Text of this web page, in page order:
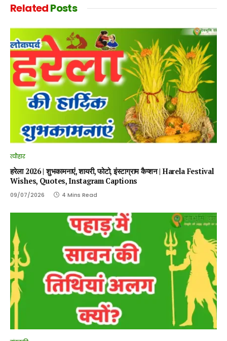
RelatedPosts
त्यौहार
हरेला 2026 | शुभकामनाएं, शायरी, फोटो, इंस्टाग्राम कैप्शन | Harela Festival
Wishes, Quotes, Instagram Captions
09/07/2026 4 Mins Read